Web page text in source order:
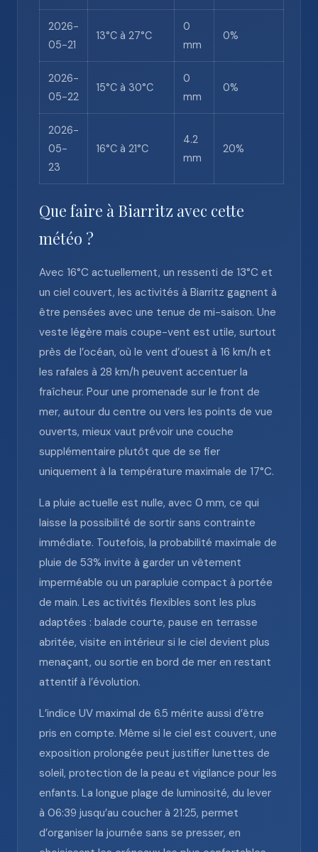
2026-
05-21
13°C à 27°C
0
mm
0%
2026-
05-22
15°C à 30°C
0
mm
0%
2026-
05-
23
16°C à 21°C
4.2
mm
20%
Que faire à Biarritz avec cette
météo ?
Avec 16°C actuellement, un ressenti de 13°C et
un ciel couvert, les activités à Biarritz gagnent à
être pensées avec une tenue de mi-saison. Une
veste légère mais coupe-vent est utile, surtout
près de l’océan, où le vent d’ouest à 16 km/h et
les rafales à 28 km/h peuvent accentuer la
fraîcheur. Pour une promenade sur le front de
mer, autour du centre ou vers les points de vue
ouverts, mieux vaut prévoir une couche
supplémentaire plutôt que de se fier
uniquement à la température maximale de 17°C.
La pluie actuelle est nulle, avec 0 mm, ce qui
laisse la possibilité de sortir sans contrainte
immédiate. Toutefois, la probabilité maximale de
pluie de 53% invite à garder un vêtement
imperméable ou un parapluie compact à portée
de main. Les activités flexibles sont les plus
adaptées : balade courte, pause en terrasse
abritée, visite en intérieur si le ciel devient plus
menaçant, ou sortie en bord de mer en restant
attentif à l’évolution.
L’indice UV maximal de 6.5 mérite aussi d’être
pris en compte. Même si le ciel est couvert, une
exposition prolongée peut justifier lunettes de
soleil, protection de la peau et vigilance pour les
enfants. La longue plage de luminosité, du lever
à 06:39 jusqu’au coucher à 21:25, permet
d’organiser la journée sans se presser, en